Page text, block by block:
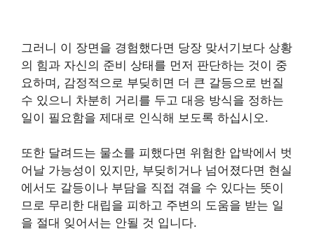
그러니 이 장면을 경험했다면 당장 맞서기보다 상황
의 힘과 자신의 준비 상태를 먼저 판단하는 것이 중
요하며, 감정적으로 부딪히면 더 큰 갈등으로 번질
수 있으니 차분히 거리를 두고 대응 방식을 정하는
일이 필요함을 제대로 인식해 보도록 하십시오.
또한 달려드는 물소를 피했다면 위험한 압박에서 벗
어날 가능성이 있지만, 부딪히거나 넘어졌다면 현실
에서도 갈등이나 부담을 직접 겪을 수 있다는 뜻이
므로 무리한 대립을 피하고 주변의 도움을 받는 일
을 절대 잊어서는 안될 것 입니다.